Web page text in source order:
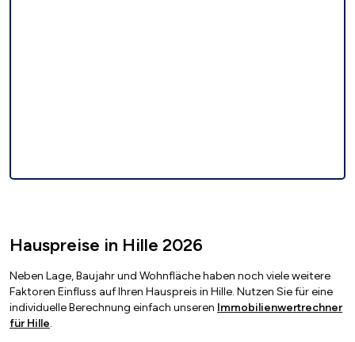
Hauspreise in Hille 2026
Neben Lage, Baujahr und Wohnfläche haben noch viele weitere
Faktoren Einfluss auf Ihren Hauspreis in Hille. Nutzen Sie für eine
individuelle Berechnung einfach unseren Immobilienwertrechner
für Hille.